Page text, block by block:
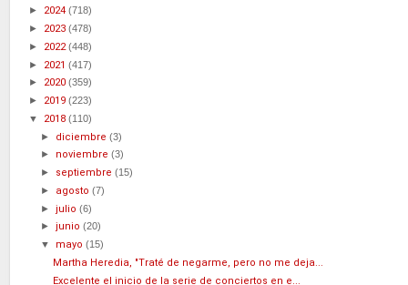
► 2024 (718)
► 2023 (478)
► 2022(448)
► 2021 (417)
► 2020 (359)
► 2019 (223)
▼ 2018 (110)
► diciembre(3)
► noviembre(3)
► septiembre(15)
► agosto(7)
►julio(6)
►junio(20)
▼ mayo(15)
Martha Heredia, "Traté de negarme, pero no me deja...
Excelente el inicio de la serie de conciertos en e...